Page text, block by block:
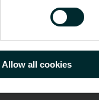
Allow all cookies